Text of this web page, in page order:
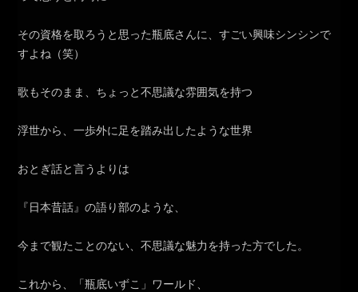
その資格を取ろうと思った瓶底さんに、すごい興味シンシンで
すよね（笑）
歌もそのまま、ちょっと不思議な雰囲気を持つ
浮世から、一歩外に足を踏み出したような世界
おとぎ話と言うよりは
『日本昔話』の語り部のような、
今まで観たことのない、不思議な魅力を持った方でした。
これから、「瓶底いずこ」ワールド、